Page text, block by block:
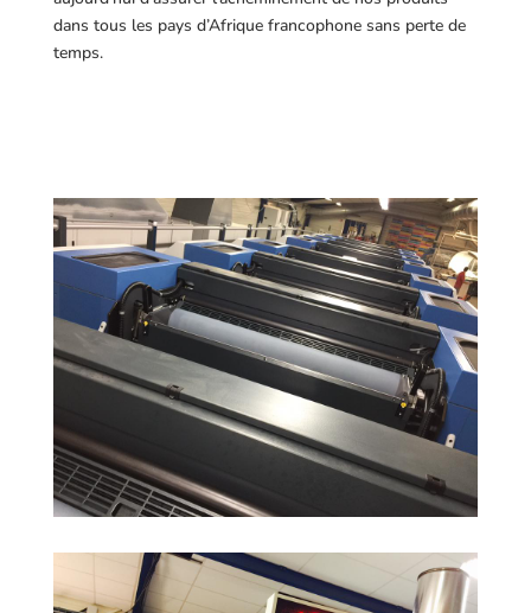
dans tous les pays d’Afrique francophone sans perte de
temps.